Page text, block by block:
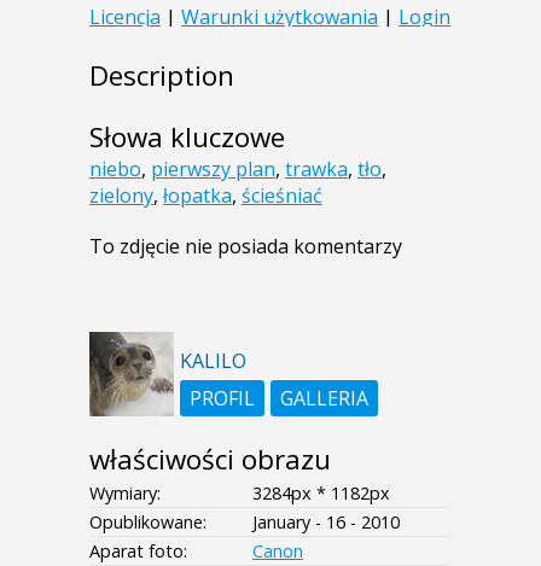
Description
Słowa kluczowe
niebo, pierwszy plan, trawka, tło,
zielony, łopatka, ścieśniać
To zdjęcie nie posiada komentarzy
KALILO
PROFIL
GALLERIA
właściwości obrazu
Wymiary:
3284px * 1182px
Opublikowane:
January - 16 - 2010
Aparat foto:
Canon